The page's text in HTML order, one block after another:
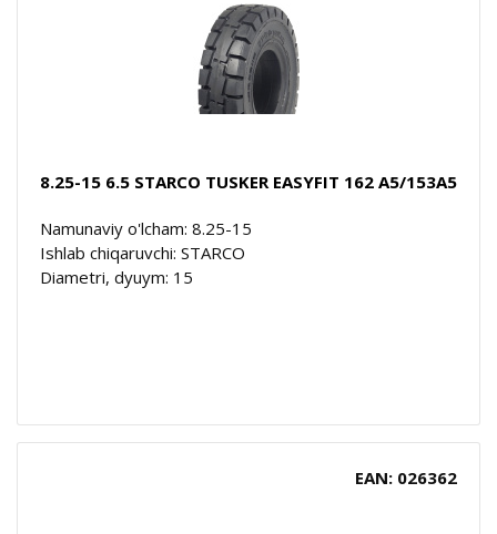
8.25-15 6.5 STARCO TUSKER EASYFIT 162 A5/153A5
Namunaviy o'lcham: 8.25-15
Ishlab chiqaruvchi: STARCO
Diametri, dyuym: 15
EAN: 026362